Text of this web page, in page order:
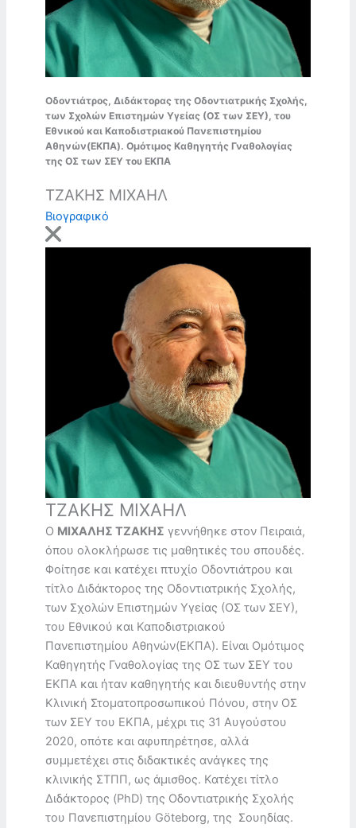
Οδοντιάτρος, Διδάκτορας της Οδοντιατρικής Σχολής,
των Σχολών Επιστημών Υγείας (ΟΣ των ΣΕΥ), του
Εθνικού και Καποδιστριακού Πανεπιστημίου
Αθηνών(ΕΚΠΑ). Ομότιμος Καθηγητής Γναθολογίας
της ΟΣ των ΣΕΥ του ΕΚΠΑ
ΤΖΑΚΗΣ ΜΙΧΑΗΛ
Βιογραφικό
ΤΖΑΚΗΣ ΜΙΧΑΗΛ
Ο ΜΙΧΑΛΗΣ ΤΖΑΚΗΣ γεννήθηκε στον Πειραιά,
όπου ολοκλήρωσε τις μαθητικές του σπουδές.
Φοίτησε και κατέχει πτυχίο Οδοντιάτρου και
τίτλο Διδάκτορος της Οδοντιατρικής Σχολής,
των Σχολών Επιστημών Υγείας (ΟΣ των ΣΕΥ),
του Εθνικού και Καποδιστριακού
Πανεπιστημίου Αθηνών(ΕΚΠΑ). Είναι Ομότιμος
Καθηγητής Γναθολογίας της ΟΣ των ΣΕΥ του
ΕΚΠΑ και ήταν καθηγητής και διευθυντής στην
Κλινική Στοματοπροσωπικού Πόνου, στην ΟΣ
των ΣΕΥ του ΕΚΠΑ, μέχρι τις 31 Αυγούστου
2020, οπότε και αφυπηρέτησε, αλλά
συμμετέχει στις διδακτικές ανάγκες της
κλινικής ΣΤΠΠ, ως άμισθος. Κατέχει τίτλο
Διδάκτορος (PhD) της Οδοντιατρικής Σχολής
του Πανεπιστημίου Göteborg, της Σουηδίας.